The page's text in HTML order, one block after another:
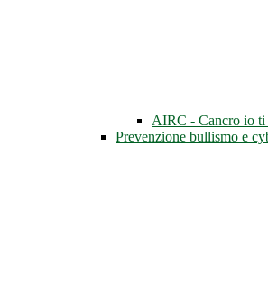
AIRC - Cancro io ti
Prevenzione bullismo e